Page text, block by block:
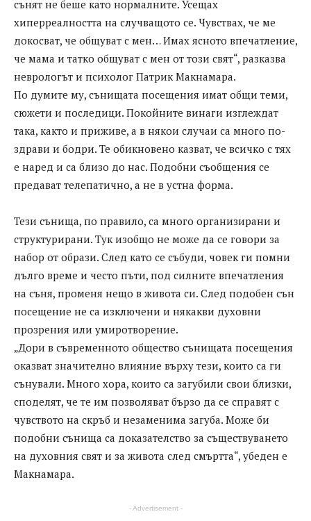
сънят не беше като нормалните. Усещах
хиперреалността на случващото се. Чувствах, че ме
докосват, че общуват с мен… Имах ясното впечатление,
че мама и татко общуват с мен от този свят“, разказва
неврологът и психолог Патрик Макнамара.
По думите му, сънищата посещения имат общи теми,
сюжети и последици. Покойните винаги изглеждат
така, както и приживе, а в някои случаи са много по-
здрави и бодри. Те обикновено казват, че всичко с тях
е наред и са близо до нас. Подобни съобщения се
предават телепатично, а не в устна форма.
Тези сънища, по правило, са много организирани и
структурирани. Тук изобщо не може да се говори за
набор от образи. След като се събуди, човек ги помни
дълго време и често пъти, под силните впечатления
на съня, променя нещо в живота си. След подобен сън
посещение не са изключени и някакви духовни
прозрения или умиротворение.
„Дори в съвременното общество сънищата посещения
оказват значително влияние върху тези, които са ги
сънували. Много хора, които са загубили свои близки,
споделят, че те им позволяват бързо да се справят с
чувството на скръб и незаменима загуба. Може би
подобни сънища са доказателство за съществуването
на духовния свят и за живота след смъртта“, убеден е
Макнамара.
- Advertisement -